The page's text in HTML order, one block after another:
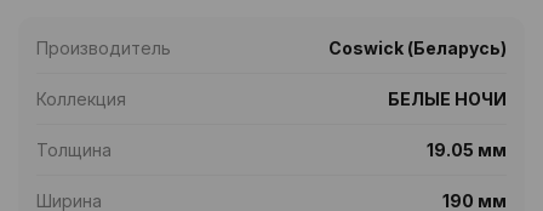
Производитель Coswick (Беларусь)
Коллекция БЕЛЫЕ НОЧИ
Толщина 19.05 мм
Ширина 190 мм